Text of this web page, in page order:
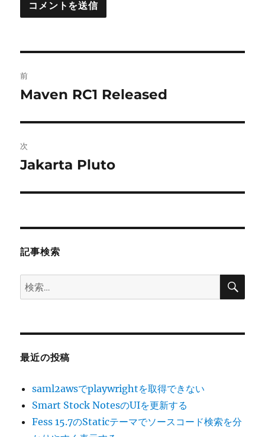
稿
ビ
ゲ
ー
前
前
投
稿:
Maven RC1 Released
次
次
投
Jakarta Pluto
記事検索
検
索:
検
最近の投稿
saml2awsでplaywrightを取得できない
Smart Stock NotesのUIを更新する
Fess 15.7のStaticテーマでソースコード検索を分